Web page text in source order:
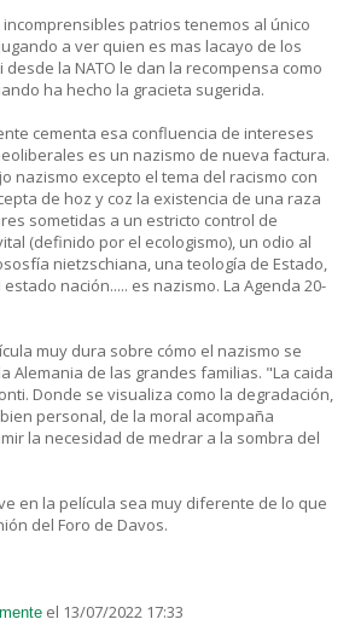
patrios tenemos al único
a ver quien es mas lacayo de los
la NATO le dan la recompensa como
ha hecho la gracieta sugerida.
cementa esa confluencia de intereses
es un nazismo de nueva factura.
nazismo excepto el tema del racismo con
de hoz y coz la existencia de una raza
sometidas a un estricto control de
(definido por el ecologismo), un odio al
nietzschiana, una teología de Estado,
nación..... es nazismo. La Agenda 20-
muy dura sobre cómo el nazismo se
Alemania de las grandes familias. "La caida
Donde se visualiza como la degradación,
personal, de la moral acompaña
la necesidad de medrar a la sombra del
en la película sea muy diferente de lo que
del Foro de Davos.
el 13/07/2022 17:33